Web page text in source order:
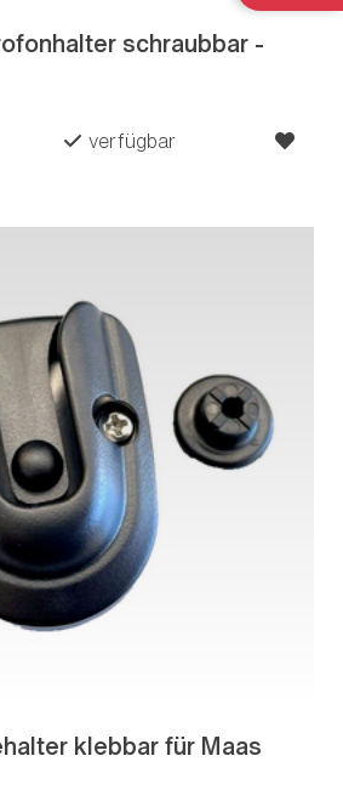
schraubbar -
verfügbar
klebbar für Maas